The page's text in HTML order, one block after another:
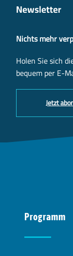
Newsletter
Nichts mehr
Holen Sie sich
bequem per E-
Jetzt
Programm